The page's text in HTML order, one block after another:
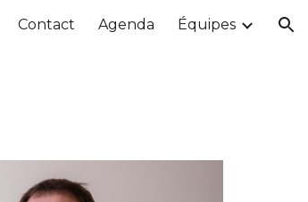
Contact Agenda Équipes